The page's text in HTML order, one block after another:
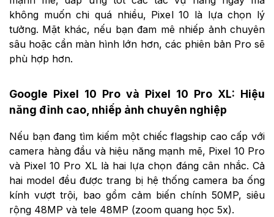
không muốn chi quá nhiều, Pixel 10 là lựa chọn lý
tưởng. Mặt khác, nếu bạn đam mê nhiếp ảnh chuyên
sâu hoặc cần màn hình lớn hơn, các phiên bản Pro sẽ
phù hợp hơn.
Google Pixel 10 Pro và Pixel 10 Pro XL: Hiệu
năng đỉnh cao, nhiếp ảnh chuyên nghiệp
Nếu bạn đang tìm kiếm một chiếc flagship cao cấp với
camera hàng đầu và hiệu năng mạnh mẽ, Pixel 10 Pro
và Pixel 10 Pro XL là hai lựa chọn đáng cân nhắc. Cả
hai model đều được trang bị hệ thống camera ba ống
kính vượt trội, bao gồm cảm biến chính 50MP, siêu
rộng 48MP và tele 48MP (zoom quang học 5x).